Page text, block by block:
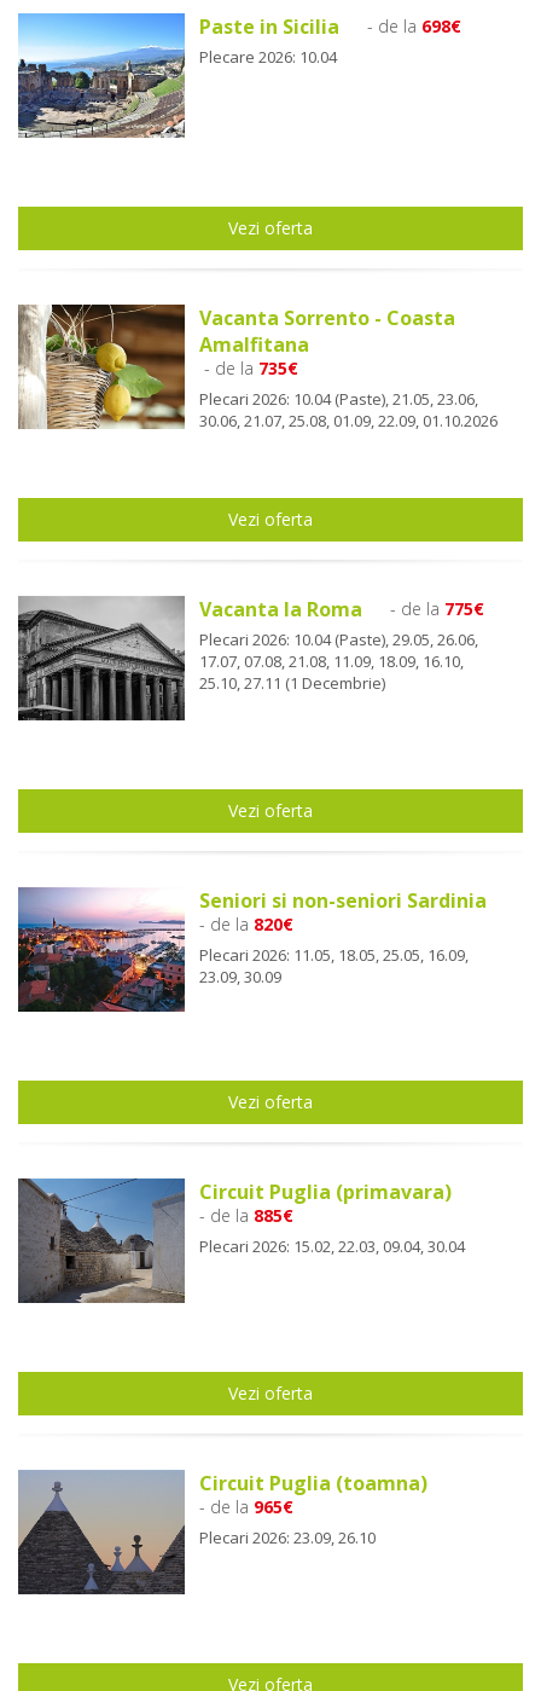
Paste in Sicilia - de la 698€
Plecare 2026: 10.04
Vezi oferta
Vacanta Sorrento - Coasta
Amalfitana
- de la 735€
Plecari 2026: 10.04 (Paste), 21.05, 23.06,
30.06, 21.07, 25.08, 01.09, 22.09, 01.10.2026
Vezi oferta
Vacanta la Roma - de la 775€
Plecari 2026: 10.04 (Paste), 29.05, 26.06,
17.07, 07.08, 21.08, 11.09, 18.09, 16.10,
25.10, 27.11 (1 Decembrie)
Vezi oferta
Seniori si non-seniori Sardinia
- de la 820€
Plecari 2026: 11.05, 18.05, 25.05, 16.09,
23.09, 30.09
Vezi oferta
Circuit Puglia (primavara)
- de la 885€
Plecari 2026: 15.02, 22.03, 09.04, 30.04
Vezi oferta
Circuit Puglia (toamna)
- de la 965€
Plecari 2026: 23.09, 26.10
Vezi oferta